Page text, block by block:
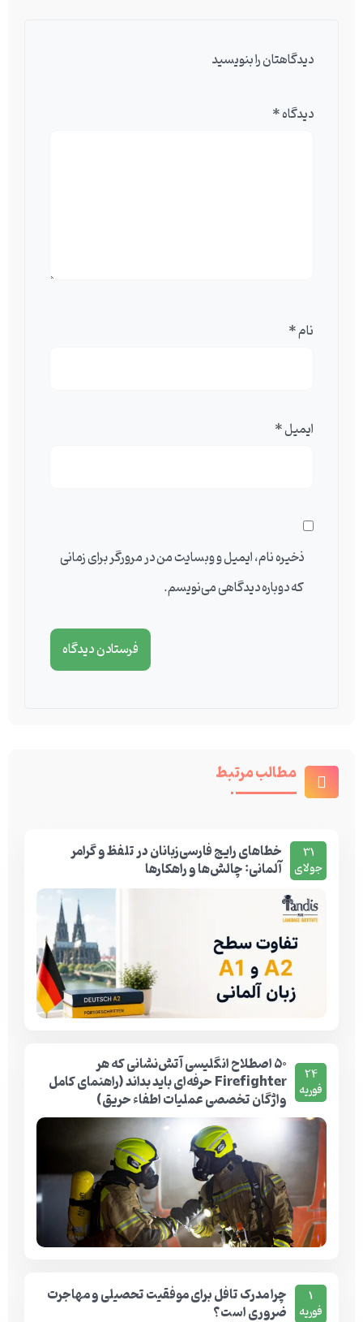
دیدگاهتان را بنویسید
دیدگاه*
نام*
ایمیل*
ذخیره نام، ایمیل و وبسایت من در مرورگر برای زمانی
که دوباره دیدگاهی می‌نویسم.
مطالب مرتبط
31
جولای
خطاهای رایج فارسی‌زبانان در تلفظ و گرامر
آلمانی: چالش‌ها و راهکارها
24
فوریه
۵۰ اصطلاح انگلیسی آتش‌نشانی که هر
Firefighter حرفه‌ای باید بداند (راهنمای کامل
واژگان تخصصی عملیات اطفاء حریق)
1
فوریه
چرا مدرک تافل برای موفقیت تحصیلی و مهاجرت
ضروری است؟